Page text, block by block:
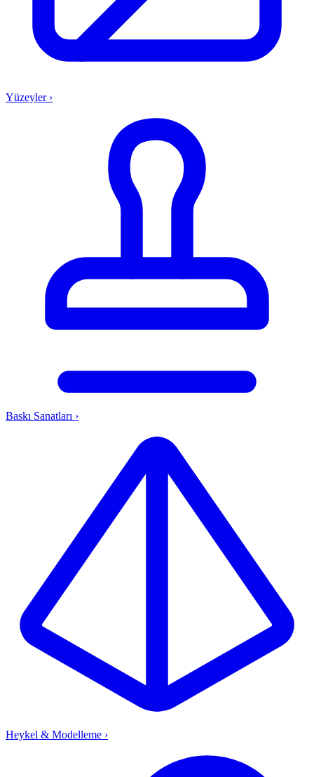
Yüzeyler ›
Baskı Sanatları ›
Heykel & Modelleme ›